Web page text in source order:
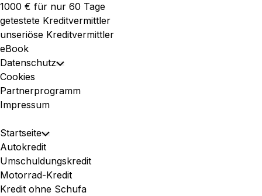
1000 € für nur 60 Tage
getestete Kreditvermittler
unseriöse Kreditvermittler
eBook
Datenschutz Toggle
Menu
Cookies
Partnerprogramm
Impressum
Expand
Menu
Startseite Toggle
Child
Menu
Autokredit
Umschuldungskredit
Motorrad-Kredit
Kredit ohne Schufa